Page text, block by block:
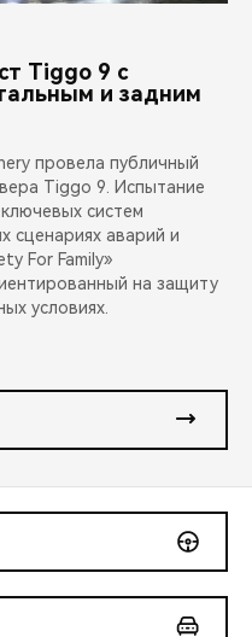
Tiggo 9 с
и задним
провела публичный
Tiggo 9. Испытание
систем
сценариях аварий и
For Family»
на защиту
условиях.